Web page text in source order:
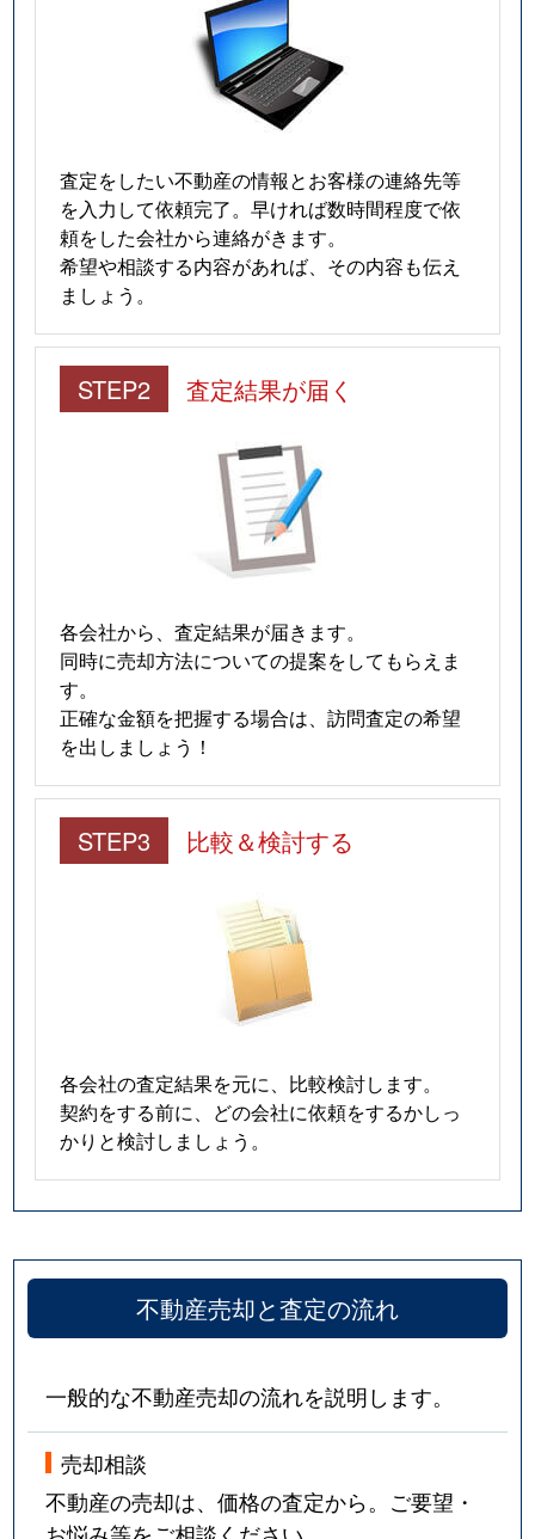
査定をしたい不動産の情報とお客様の連絡先等
を入力して依頼完了。早ければ数時間程度で依
頼をした会社から連絡がきます。
希望や相談する内容があれば、その内容も伝え
ましょう。
STEP2 査定結果が届く
各会社から、査定結果が届きます。
同時に売却方法についての提案をしてもらえま
す。
正確な金額を把握する場合は、訪問査定の希望
を出しましょう！
STEP3 比較＆検討する
各会社の査定結果を元に、比較検討します。
契約をする前に、どの会社に依頼をするかしっ
かりと検討しましょう。
不動産売却と査定の流れ
一般的な不動産売却の流れを説明します。
売却相談
不動産の売却は、価格の査定から。ご要望・
お悩み等をご相談ください。